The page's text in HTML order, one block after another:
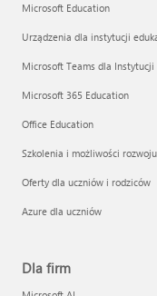
Microsoft Education
Urządzenia dla instytucji
Microsoft Teams dla Instytucji
Microsoft 365 Education
Office Education
Szkolenia i możliwości
Oferty dla uczniów i rodziców
Azure dla uczniów
Dla firm